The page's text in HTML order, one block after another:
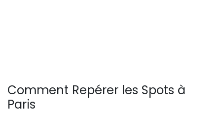
Comment Repérer les Spots à
Paris